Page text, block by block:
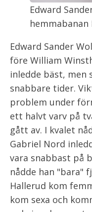
Edward
hemmabanan
Edward Sander
före William
inledde bäst, men
snabbare tider.
problem under
ett halvt varv på
gått av. I kvalet
Gabriel Nord
vara snabbast på
nådde han "bara"
Hallerud kom
kom sexa och